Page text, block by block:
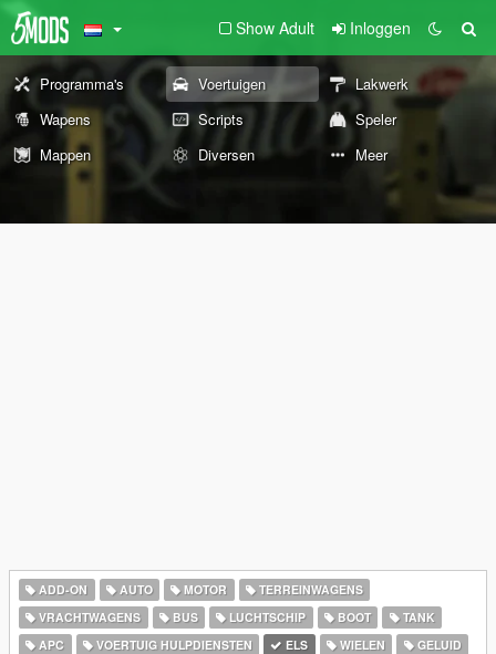
Show Adult Inloggen
Programma's Voertuigen
Lakwerk
Wapens
Scripts
Speler
Mappen
Diversen Meer
ADD-ON AUTO MOTOR
TERREINWAGENS
VRACHTWAGENS
BUS LUCHTSCHIP BOOT
TANK
APC
VOERTUIG HULPDIENSTEN ELS WIELEN
GELUID